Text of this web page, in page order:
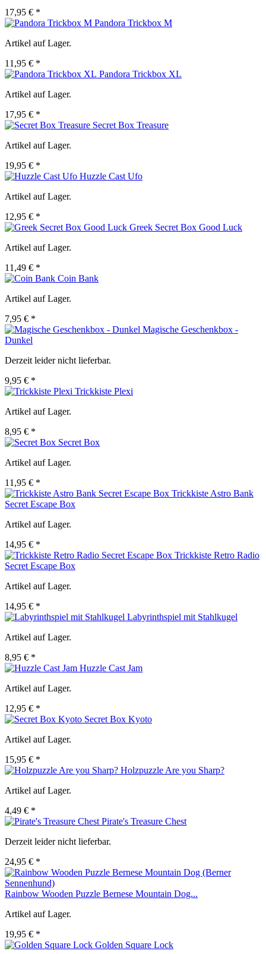
17,95 € *
Pandora Trickbox M
Artikel auf Lager.
11,95 € *
Pandora Trickbox XL
Artikel auf Lager.
17,95 € *
Secret Box Treasure
Artikel auf Lager.
19,95 € *
Huzzle Cast Ufo
Artikel auf Lager.
12,95 € *
Greek Secret Box Good Luck
Artikel auf Lager.
11,49 € *
Coin Bank
Artikel auf Lager.
7,95 € *
Magische Geschenkbox -
Dunkel
Derzeit leider nicht lieferbar.
9,95 € *
Trickkiste Plexi
Artikel auf Lager.
8,95 € *
Secret Box
Artikel auf Lager.
11,95 € *
Trickkiste Astro Bank
Secret Escape Box
Artikel auf Lager.
14,95 € *
Trickkiste Retro Radio
Secret Escape Box
Artikel auf Lager.
14,95 € *
Labyrinthspiel mit Stahlkugel
Artikel auf Lager.
8,95 € *
Huzzle Cast Jam
Artikel auf Lager.
12,95 € *
Secret Box Kyoto
Artikel auf Lager.
15,95 € *
Holzpuzzle Are you Sharp?
Artikel auf Lager.
4,49 € *
Pirate's Treasure Chest
Derzeit leider nicht lieferbar.
24,95 € *
Rainbow Wooden Puzzle Bernese Mountain Dog...
Artikel auf Lager.
19,95 € *
Golden Square Lock